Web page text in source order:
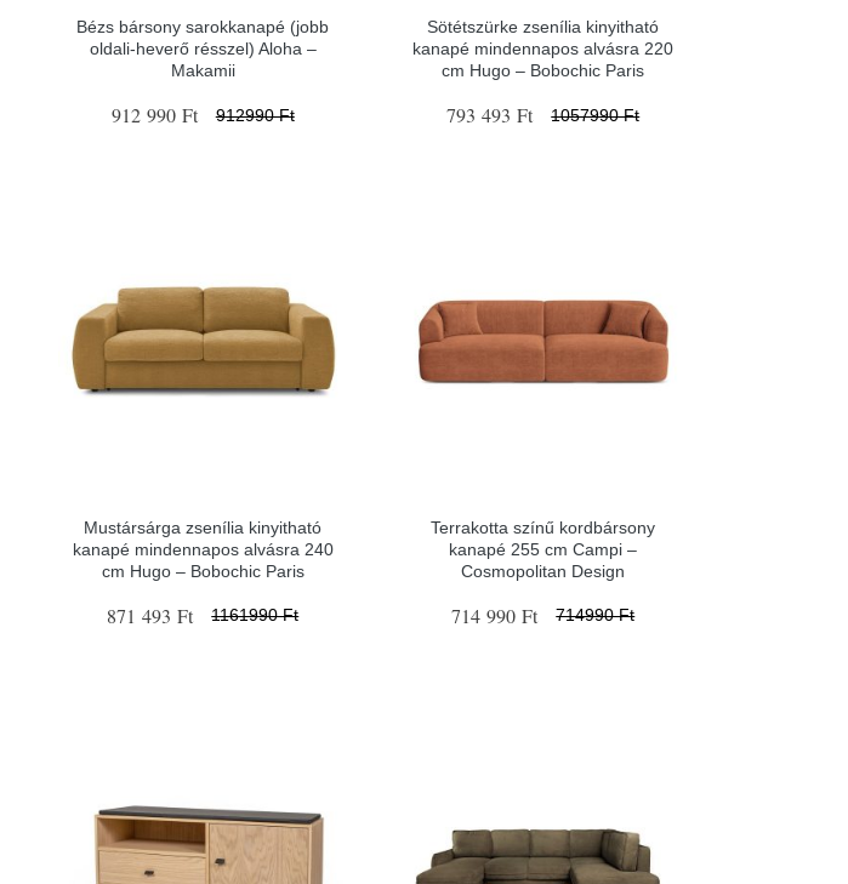
Bézs bársony sarokkanapé (jobb
oldali-heverő résszel) Aloha –
Makamii
912 990 Ft 912990 Ft
Sötétszürke zsenília kinyitható
kanapé mindennapos alvásra 220
cm Hugo – Bobochic Paris
793 493 Ft 1057990 Ft
Mustársárga zsenília kinyitható
kanapé mindennapos alvásra 240
cm Hugo – Bobochic Paris
871 493 Ft 1161990 Ft
Terrakotta színű kordbársony
kanapé 255 cm Campi –
Cosmopolitan Design
714 990 Ft 714990 Ft